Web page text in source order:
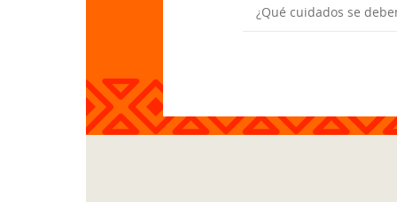
¿Qué cuidados se